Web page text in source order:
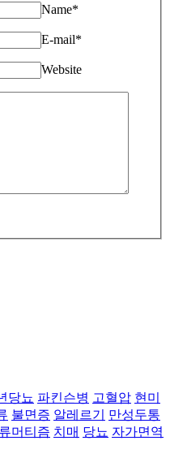
Name*
E-mail*
Website
당뇨 파킨슨병 고혈압 현미
불면증 알레르기
만성두통
류머티즘 치매 당뇨 자가면역